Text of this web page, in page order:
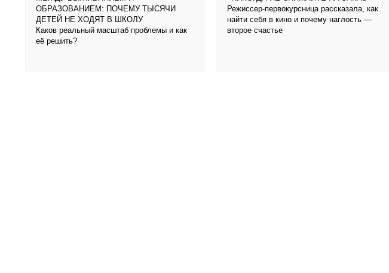
ОБРАЗОВАНИЕМ: ПОЧЕМУ ТЫСЯЧИ
ДЕТЕЙ НЕ ХОДЯТ В ШКОЛУ
Каков реальный масштаб проблемы и как
её решить?
Режиссер-первокурсница рассказала, как
найти себя в кино и почему наглость —
второе счастье